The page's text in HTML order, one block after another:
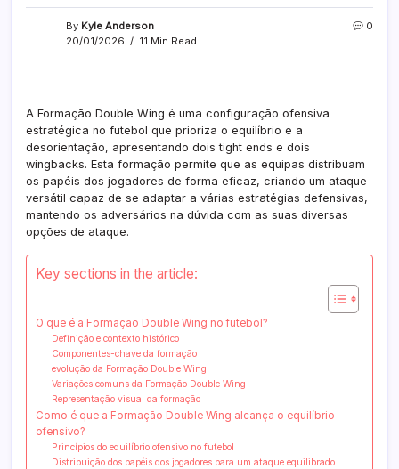
By Kyle Anderson
20/01/2026
11 Min Read
0
A Formação Double Wing é uma configuração ofensiva
estratégica no futebol que prioriza o equilíbrio e a
desorientação, apresentando dois tight ends e dois
wingbacks. Esta formação permite que as equipas distribuam
os papéis dos jogadores de forma eficaz, criando um ataque
versátil capaz de se adaptar a várias estratégias defensivas,
mantendo os adversários na dúvida com as suas diversas
opções de ataque.
Key sections in the article:
O que é a Formação Double Wing no futebol?
Definição e contexto histórico
Componentes-chave da formação
evolução da Formação Double Wing
Variações comuns da Formação Double Wing
Representação visual da formação
Como é que a Formação Double Wing alcança o equilíbrio
ofensivo?
Princípios do equilíbrio ofensivo no futebol
Distribuição dos papéis dos jogadores para um ataque equilibrado